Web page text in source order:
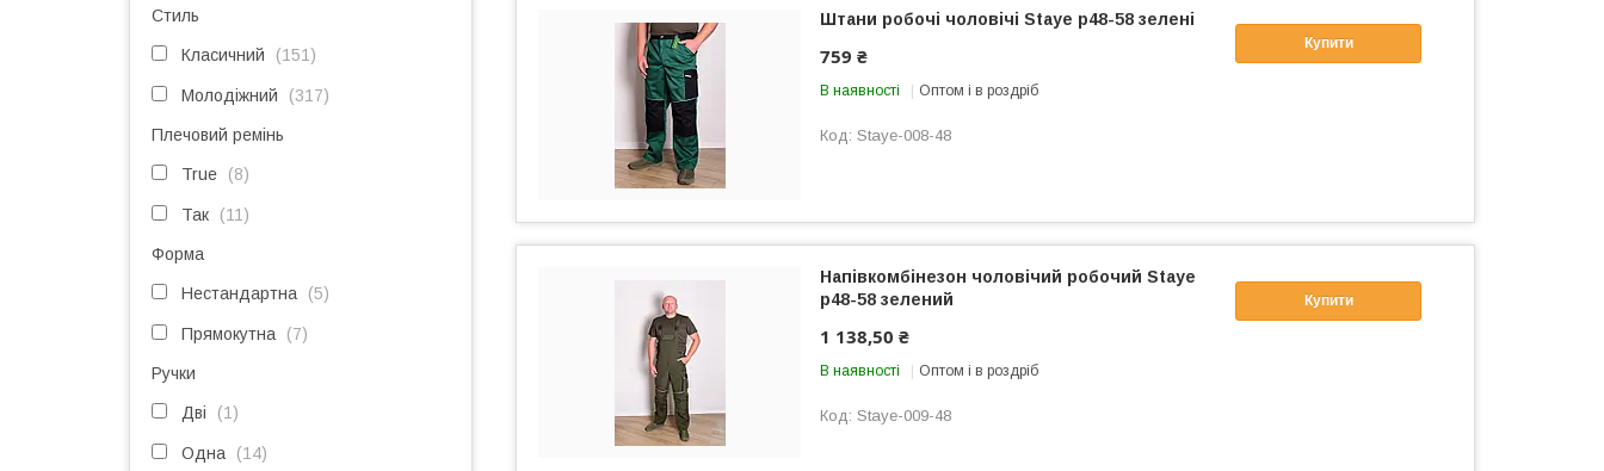
Купити
Штани робочі чоловічі Staye р48-58 зелені
759 ₴
В наявності Оптом і в роздріб
Staye-008-48
Купити
Напівкомбінезон чоловічий робочий Staye
р48-58 зелений
1 138,50 ₴
В наявності Оптом і в роздріб
Staye-009-48
Стиль
Класичний 151
Молодіжний 317
Плечовий ремінь
True 8
Так 11
Форма
Нестандартна 5
Прямокутна 7
Ручки
Дві 1
Одна 14